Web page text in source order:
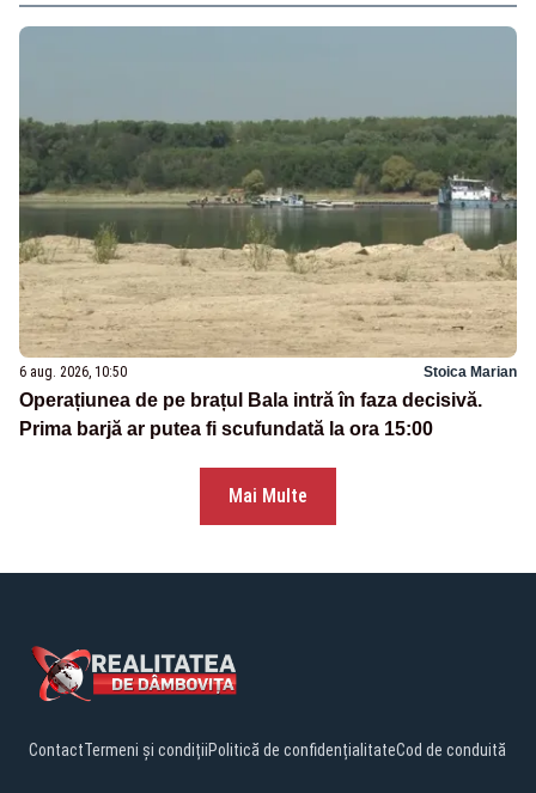
6 aug. 2026, 10:50 Stoica Marian
Operațiunea de pe brațul Bala intră în faza decisivă.
Prima barjă ar putea fi scufundată la ora 15:00
Mai Multe
ContactTermeni și condițiiPolitică de confidențialitateCod de conduită